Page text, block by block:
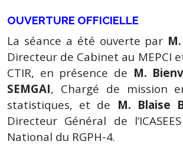
OUVERTURE OFFICIELLE
La séance a été ouverte par
Directeur de Cabinet au MEPCI
CTIR, en présence de M.
SEMGAI, Chargé de mission
statistiques, et de M. Blaise
Directeur Général de
National du RGPH-4.